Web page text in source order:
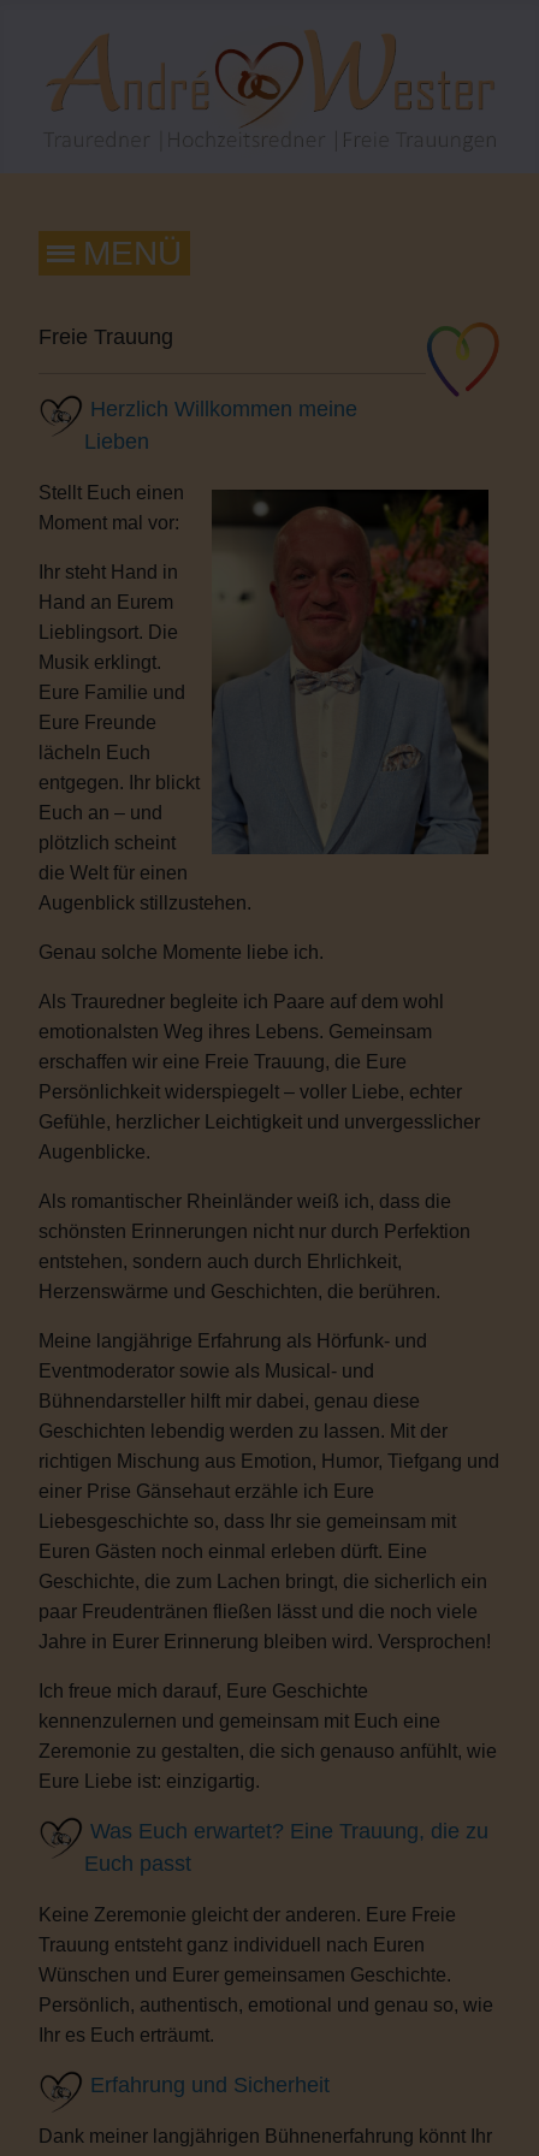
Freie Trauung
Herzlich Willkommen meine
Lieben
Stellt Euch einen
Moment mal vor:
Ihr steht Hand in
Hand an Eurem
Lieblingsort. Die
Musik erklingt.
Eure Familie und
Eure Freunde
lächeln Euch
entgegen. Ihr blickt
Euch an – und
plötzlich scheint
die Welt für einen
Augenblick stillzustehen.
Genau solche Momente liebe ich.
Als Trauredner begleite ich Paare auf dem wohl
emotionalsten Weg ihres Lebens. Gemeinsam
erschaffen wir eine Freie Trauung, die Eure
Persönlichkeit widerspiegelt – voller Liebe, echter
Gefühle, herzlicher Leichtigkeit und unvergesslicher
Augenblicke.
Als romantischer Rheinländer weiß ich, dass die
schönsten Erinnerungen nicht nur durch Perfektion
entstehen, sondern auch durch Ehrlichkeit,
Herzenswärme und Geschichten, die berühren.
Meine langjährige Erfahrung als Hörfunk- und
Eventmoderator sowie als Musical- und
Bühnendarsteller hilft mir dabei, genau diese
Geschichten lebendig werden zu lassen. Mit der
richtigen Mischung aus Emotion, Humor, Tiefgang und
einer Prise Gänsehaut erzähle ich Eure
Liebesgeschichte so, dass Ihr sie gemeinsam mit
Euren Gästen noch einmal erleben dürft. Eine
Geschichte, die zum Lachen bringt, die sicherlich ein
paar Freudentränen fließen lässt und die noch viele
Jahre in Eurer Erinnerung bleiben wird. Versprochen!
Ich freue mich darauf, Eure Geschichte
kennenzulernen und gemeinsam mit Euch eine
Zeremonie zu gestalten, die sich genauso anfühlt, wie
Eure Liebe ist: einzigartig.
Was Euch erwartet? Eine Trauung, die zu
Euch passt
Keine Zeremonie gleicht der anderen. Eure Freie
Trauung entsteht ganz individuell nach Euren
Wünschen und Eurer gemeinsamen Geschichte.
Persönlich, authentisch, emotional und genau so, wie
Ihr es Euch erträumt.
Erfahrung und Sicherheit
Dank meiner langjährigen Bühnenerfahrung könnt Ihr